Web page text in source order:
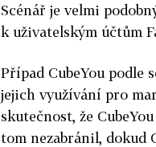
Scénář je velmi
k uživatelským účtům
Případ CubeYou podle
jejich využívání pro
skutečnost, že
tom nezabránil, dokud